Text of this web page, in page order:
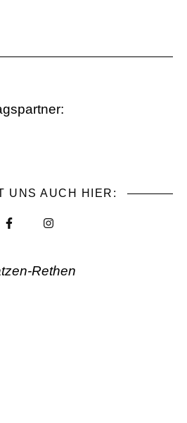
UNS AUCH HIER: